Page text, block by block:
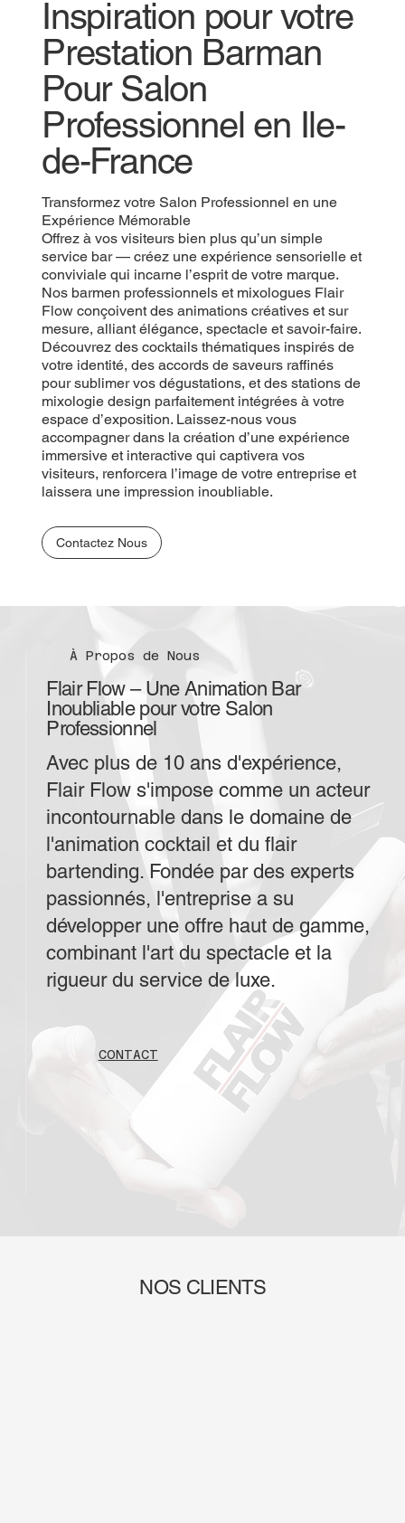
Inspiration pour votre
Prestation Barman
Pour Salon
Professionnel en Ile-
de-France
Transformez votre Salon Professionnel en une
Expérience Mémorable
Offrez à vos visiteurs bien plus qu’un simple
service bar — créez une expérience sensorielle et
conviviale qui incarne l’esprit de votre marque.
Nos barmen professionnels et mixologues Flair
Flow conçoivent des animations créatives et sur
mesure, alliant élégance, spectacle et savoir-faire.
Découvrez des cocktails thématiques inspirés de
votre identité, des accords de saveurs raffinés
pour sublimer vos dégustations, et des stations de
mixologie design parfaitement intégrées à votre
espace d’exposition. Laissez-nous vous
accompagner dans la création d’une expérience
immersive et interactive qui captivera vos
visiteurs, renforcera l’image de votre entreprise et
laissera une impression inoubliable.
Contactez Nous
À Propos de Nous
Flair Flow – Une Animation Bar
Inoubliable pour votre Salon
Professionnel
CONTACT
Avec plus de 10 ans d'expérience,
Flair Flow s'impose comme un acteur
incontournable dans le domaine de
l'animation cocktail et du flair
bartending. Fondée par des experts
passionnés, l'entreprise a su
développer une offre haut de gamme,
combinant l'art du spectacle et la
rigueur du service de luxe.
NOS CLIENTS